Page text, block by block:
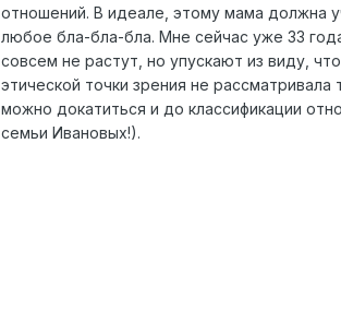
отношений. В идеале, этому мама должна
любое бла-бла-бла. Мне сейчас уже 33
совсем не растут, но упускают из виду,
этической точки зрения не рассматривала
можно докатиться и до классификации
семьи Ивановых!).